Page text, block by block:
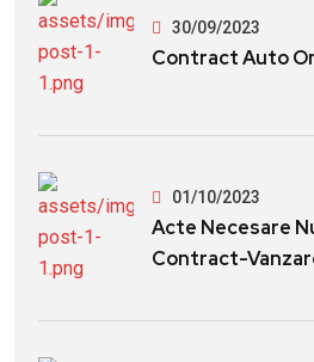
30/09/2023
Contract Auto
01/10/2023
Acte Necesare
Contract-